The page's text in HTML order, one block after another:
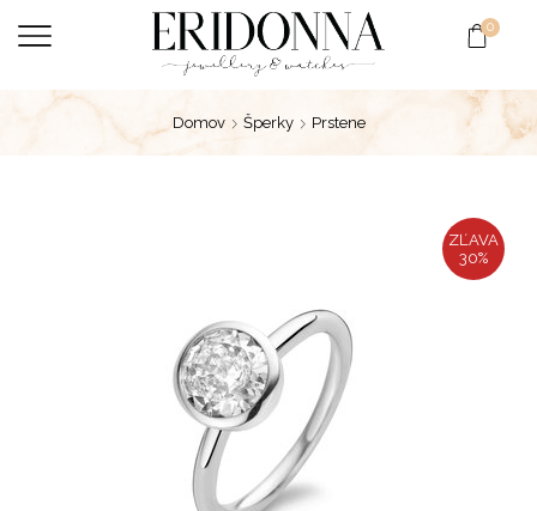
0
Domov Šperky Prstene
ZĽAVA
30%